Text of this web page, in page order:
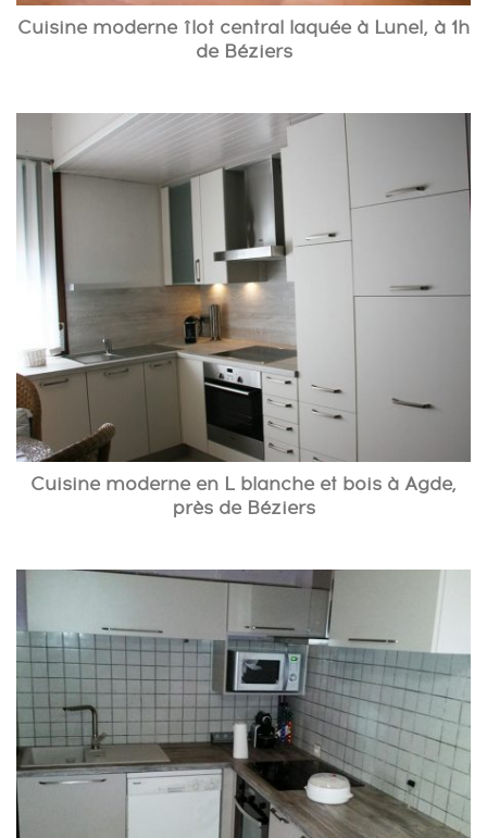
Cuisine moderne îlot central laquée à Lunel, à 1h
de Béziers
Cuisine moderne en L blanche et bois à Agde,
près de Béziers